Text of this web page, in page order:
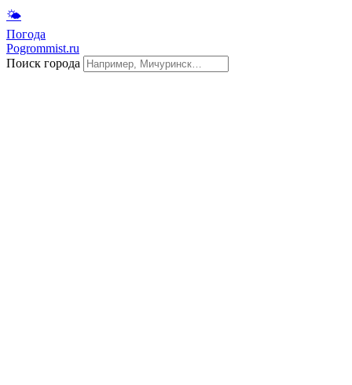
🌤
Погода
Pogrommist.ru
Поиск города